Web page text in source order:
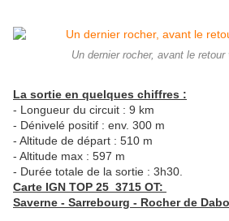
Un dernier rocher, avant le retour
La sortie en quelques chiffres :
- Longueur du circuit : 9 km
- Dénivelé positif : env. 300 m
- Altitude de départ : 510 m
- Altitude max : 597 m
- Durée totale de la sortie : 3h30.
Carte IGN TOP 25 3715 OT:
Saverne - Sarrebourg - Rocher de Dabo